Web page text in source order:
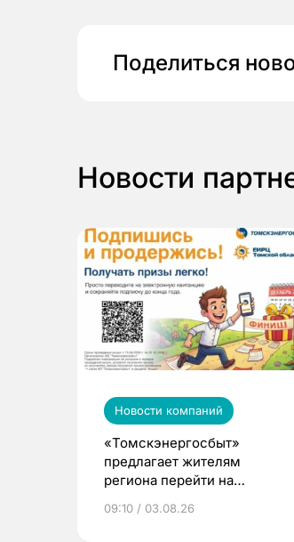
Поделиться
Новости
Новости компаний
«Томскэнергосбыт»
предлагает жителям
региона перейти на
выиграть призы
09:10 / 03.08.26